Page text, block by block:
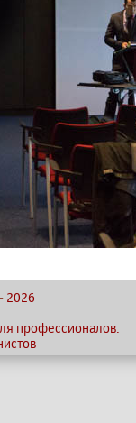
- 2026
профессионалов: